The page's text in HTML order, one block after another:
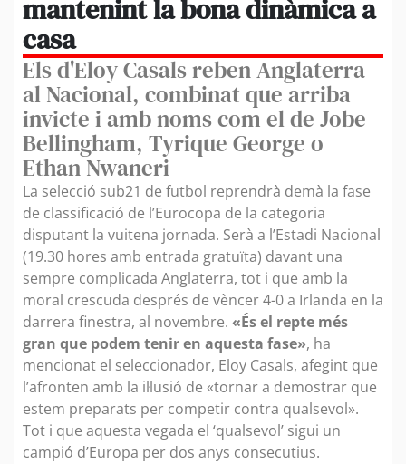
mantenint la bona dinàmica a
casa
Els d'Eloy Casals reben Anglaterra
al Nacional, combinat que arriba
invicte i amb noms com el de Jobe
Bellingham, Tyrique George o
Ethan Nwaneri
La selecció sub21 de futbol reprendrà demà la fase
de classificació de l’Eurocopa de la categoria
disputant la vuitena jornada. Serà a l’Estadi Nacional
(19.30 hores amb entrada gratuïta) davant una
sempre complicada Anglaterra, tot i que amb la
moral crescuda després de vèncer 4-0 a Irlanda en la
darrera finestra, al novembre. «És el repte més
gran que podem tenir en aquesta fase», ha
mencionat el seleccionador, Eloy Casals, afegint que
l’afronten amb la il·lusió de «tornar a demostrar que
estem preparats per competir contra qualsevol».
Tot i que aquesta vegada el ‘qualsevol’ sigui un
campió d’Europa per dos anys consecutius.